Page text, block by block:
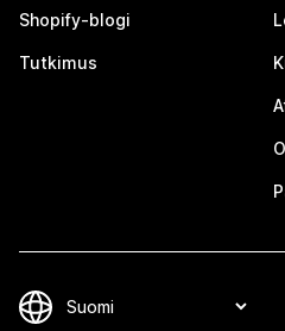
Shopify-blogi
Tutkimus